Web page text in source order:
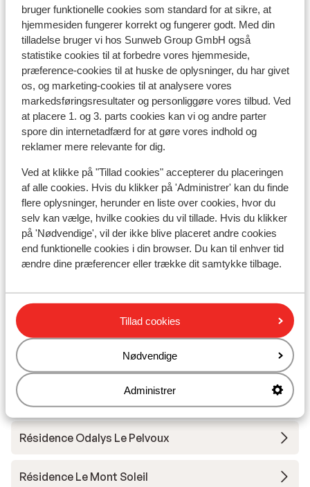
bruger funktionelle cookies som standard for at sikre, at
hjemmesiden fungerer korrekt og fungerer godt. Med din
tilladelse bruger vi hos Sunweb Group GmbH også
statistike cookies til at forbedre vores hjemmeside,
præference-cookies til at huske de oplysninger, du har givet
os, og marketing-cookies til at analysere vores
markedsføringsresultater og personliggøre vores tilbud. Ved
at placere 1. og 3. parts cookies kan vi og andre parter
spore din internetadfærd for at gøre vores indhold og
reklamer mere relevante for dig.
Ved at klikke på "Tillad cookies" accepterer du placeringen
af alle cookies. Hvis du klikker på 'Administrer' kan du finde
flere oplysninger, herunder en liste over cookies, hvor du
selv kan vælge, hvilke cookies du vil tillade. Hvis du klikker
på 'Nødvendige', vil der ikke blive placeret andre cookies
end funktionelle cookies i din browser. Du kan til enhver tid
ændre dine præferencer eller trække dit samtykke tilbage.
Tillad cookies
Nødvendige
Administrer
Undervisning
Skileje
Andre overnatningssteder i La Plagne
Résidence Terresens l'Etoile de la Vanoise
Hotel Carlina Belle Plagne
Résidence MGM Manaka
Résidence CGH le White Pearl Lodge & Spa *****
Résidence CGH le White Pearl Lodge & Spa *****
Résidence Le Snoroc
Résidence W2050
Résidence Odalys Le Pelvoux
Résidence Le Mont Soleil